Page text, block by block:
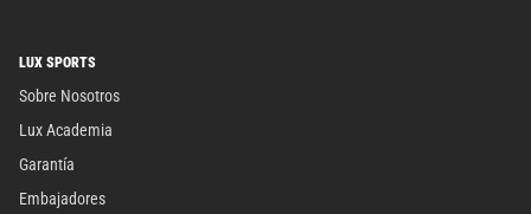
LUX SPORTS
Sobre Nosotros
Lux Academia
Garantía
Embajadores